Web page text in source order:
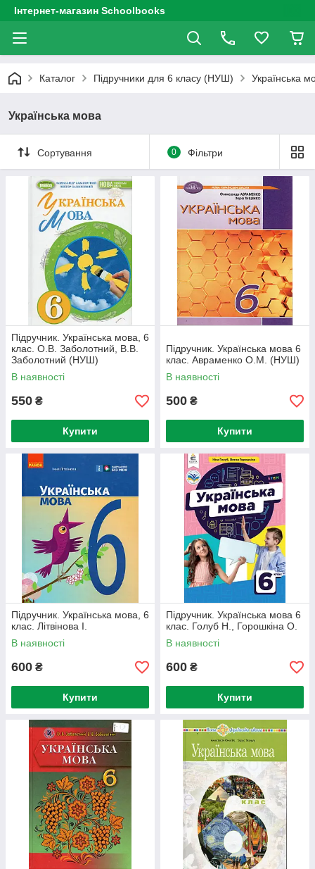
Інтернет-магазин Schoolbooks
Каталог Підручники для 6 класу (НУШ) Українська
Українська мова
Сортування 0 Фільтри
Підручник. Українська мова, 6
клас. О.В. Заболотний, В.В.
Заболотний (НУШ)
В наявності
550 ₴
Купити
Підручник. Українська мова 6
клас. Авраменко О.М. (НУШ)
В наявності
500 ₴
Купити
Підручник. Українська мова, 6
клас. Літвінова І.
В наявності
600 ₴
Купити
Підручник. Українська мова 6
клас. Голуб Н., Горошкіна О.
В наявності
600 ₴
Купити